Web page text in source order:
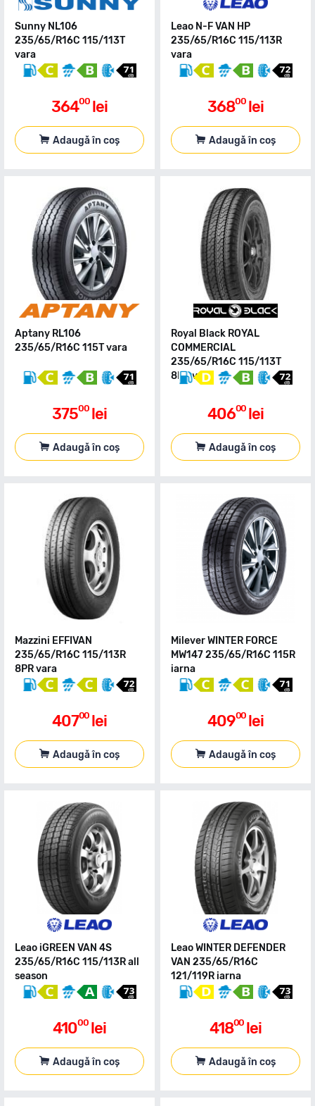
Sunny NL106
235/65/R16C 115/113T
vara
36400 lei
Adaugă în coș
Leao N-F VAN HP
235/65/R16C 115/113R
vara
36800 lei
Adaugă în coș
Aptany RL106
235/65/R16C 115T vara
37500 lei
Adaugă în coș
Royal Black ROYAL
COMMERCIAL
235/65/R16C 115/113T
8PR vara
40600 lei
Adaugă în coș
Mazzini EFFIVAN
235/65/R16C 115/113R
8PR vara
40700 lei
Adaugă în coș
Milever WINTER FORCE
MW147 235/65/R16C 115R
iarna
40900 lei
Adaugă în coș
Leao iGREEN VAN 4S
235/65/R16C 115/113R all
season
41000 lei
Adaugă în coș
Leao WINTER DEFENDER
VAN 235/65/R16C
121/119R iarna
41800 lei
Adaugă în coș